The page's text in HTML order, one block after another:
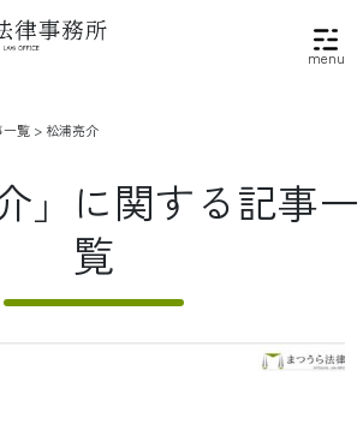
menu
一覧 > 松浦亮介
」に関する記事一
覧